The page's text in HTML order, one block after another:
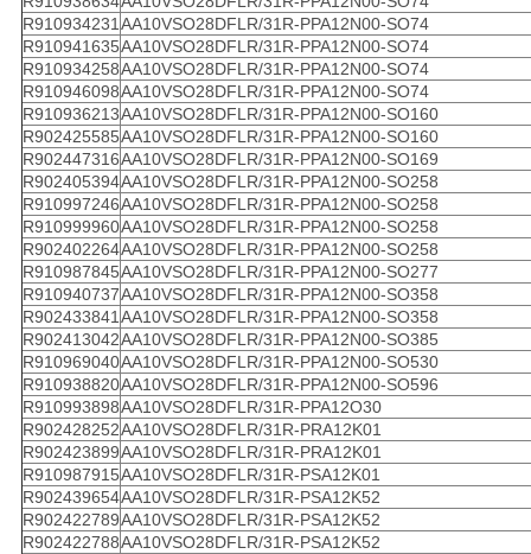
R910934231AA10VSO28DFLR/31R-PPA12N00-SO74
R910941635AA10VSO28DFLR/31R-PPA12N00-SO74
R910934258AA10VSO28DFLR/31R-PPA12N00-SO74
R910946098AA10VSO28DFLR/31R-PPA12N00-SO74
R910936213AA10VSO28DFLR/31R-PPA12N00-SO160
R902425585AA10VSO28DFLR/31R-PPA12N00-SO160
R902447316AA10VSO28DFLR/31R-PPA12N00-SO169
R902405394AA10VSO28DFLR/31R-PPA12N00-SO258
R910997246AA10VSO28DFLR/31R-PPA12N00-SO258
R910999960AA10VSO28DFLR/31R-PPA12N00-SO258
R902402264AA10VSO28DFLR/31R-PPA12N00-SO258
R910987845AA10VSO28DFLR/31R-PPA12N00-SO277
R910940737AA10VSO28DFLR/31R-PPA12N00-SO358
R902433841AA10VSO28DFLR/31R-PPA12N00-SO358
R902413042AA10VSO28DFLR/31R-PPA12N00-SO385
R910969040AA10VSO28DFLR/31R-PPA12N00-SO530
R910938820AA10VSO28DFLR/31R-PPA12N00-SO596
R910993898AA10VSO28DFLR/31R-PPA12O30
R902428252AA10VSO28DFLR/31R-PRA12K01
R902423899AA10VSO28DFLR/31R-PRA12K01
R910987915AA10VSO28DFLR/31R-PSA12K01
R902439654AA10VSO28DFLR/31R-PSA12K52
R902422789AA10VSO28DFLR/31R-PSA12K52
R902422788AA10VSO28DFLR/31R-PSA12K52